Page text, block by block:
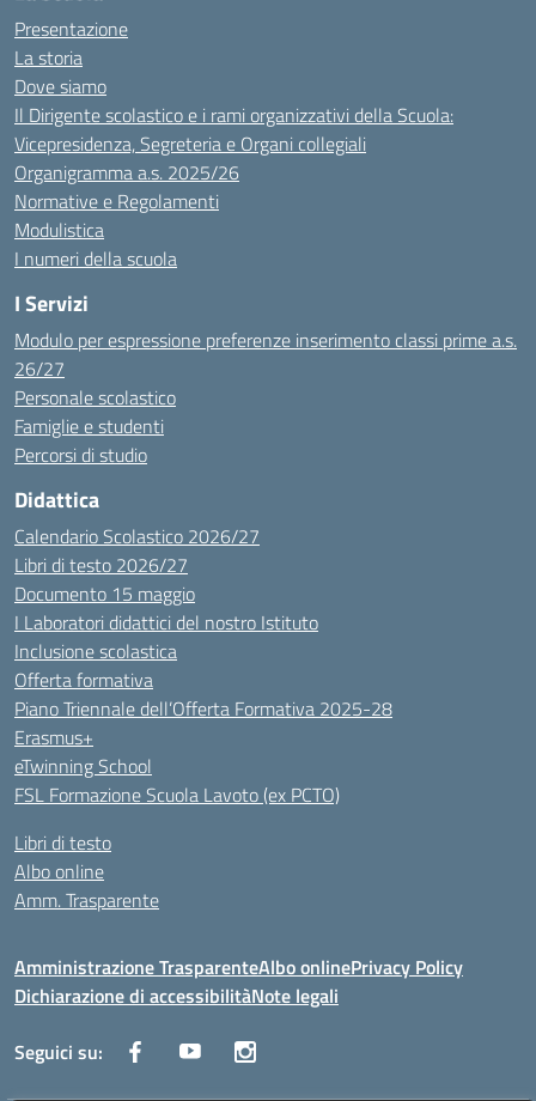
Presentazione
La storia
Dove siamo
Il Dirigente scolastico e i rami organizzativi della Scuola:
Vicepresidenza, Segreteria e Organi collegiali
Organigramma a.s. 2025/26
Normative e Regolamenti
Modulistica
I numeri della scuola
I Servizi
Modulo per espressione preferenze inserimento classi prime a.s.
26/27
Personale scolastico
Famiglie e studenti
Percorsi di studio
Didattica
Calendario Scolastico 2026/27
Libri di testo 2026/27
Documento 15 maggio
I Laboratori didattici del nostro Istituto
Inclusione scolastica
Offerta formativa
Piano Triennale dell’Offerta Formativa 2025-28
Erasmus+
eTwinning School
FSL Formazione Scuola Lavoto (ex PCTO)
Libri di testo
Albo online
Amm. Trasparente
Amministrazione TrasparenteAlbo onlinePrivacy Policy
Dichiarazione di accessibilitàNote legali
Seguici su: